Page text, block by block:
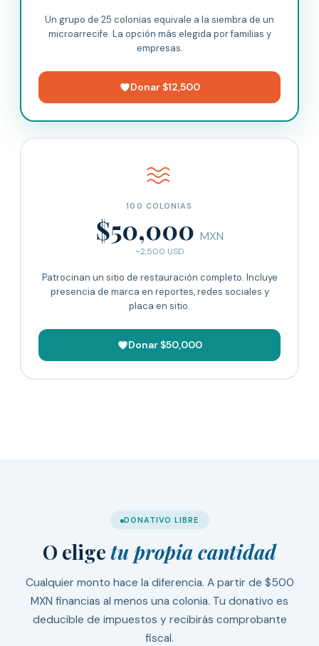
Un grupo de 25 colonias equivale a la siembra de un
microarrecife. La opción más elegida por familias y
empresas.
Donar $12,500
100 COLONIAS
$50,000 MXN
~2,500 USD
Patrocinan un sitio de restauración completo. Incluye
presencia de marca en reportes, redes sociales y
placa en sitio.
Donar $50,000
DONATIVO LIBRE
O elige tu propia cantidad
Cualquier monto hace la diferencia. A partir de $500
MXN financias al menos una colonia. Tu donativo es
deducible de impuestos y recibirás comprobante
fiscal.